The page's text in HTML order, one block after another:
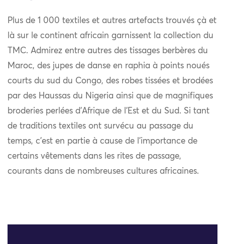
Plus de 1 000 textiles et autres artefacts trouvés çà et
là sur le continent africain garnissent la collection du
TMC. Admirez entre autres des tissages berbères du
Maroc, des jupes de danse en raphia à points noués
courts du sud du Congo, des robes tissées et brodées
par des Haussas du Nigeria ainsi que de magnifiques
broderies perlées d’Afrique de l’Est et du Sud. Si tant
de traditions textiles ont survécu au passage du
temps, c’est en partie à cause de l’importance de
certains vêtements dans les rites de passage,
courants dans de nombreuses cultures africaines.